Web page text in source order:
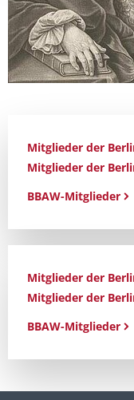
Mitglieder der
Mitglieder der
BBAW-Mitglieder
Mitglieder der
Mitglieder der
BBAW-Mitglieder